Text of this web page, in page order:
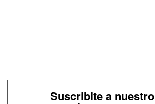
Suscribite a nuestro